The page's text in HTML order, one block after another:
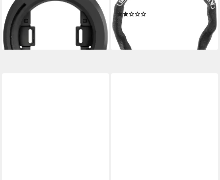
BK XPlus GRANIT
69,99 €
-12%
lieferbar - in 3-4 Werktagen bei dir
BK
ab 91,85 €
lieferbar - in 6-7 Werktagen bei dir